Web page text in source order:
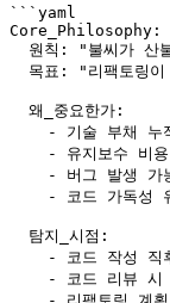
```yaml
Core_Philosophy:
원칙: "불씨가 산
목표: "리팩토링이
  왜_중요한가:
- 기술 부채 누
- 유지보수 비
- 버그 발생 가
- 코드 가독성
  탐지_시점:
- 코드 작성 직
- 코드 리뷰 시